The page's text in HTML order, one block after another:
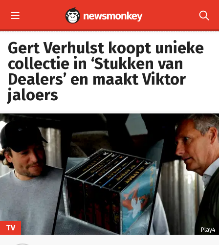
 
Gert Verhulst koopt unieke
collectie in ‘Stukken van
Dealers’ en maakt Viktor
jaloers
Play4
TV